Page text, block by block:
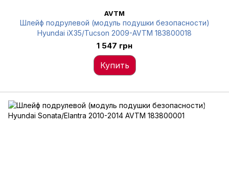
AVTM
Шлейф подрулевой (модуль подушки безопасности)
Hyundai iX35/Tucson 2009-AVTM 183800018
1 547 грн
Купить